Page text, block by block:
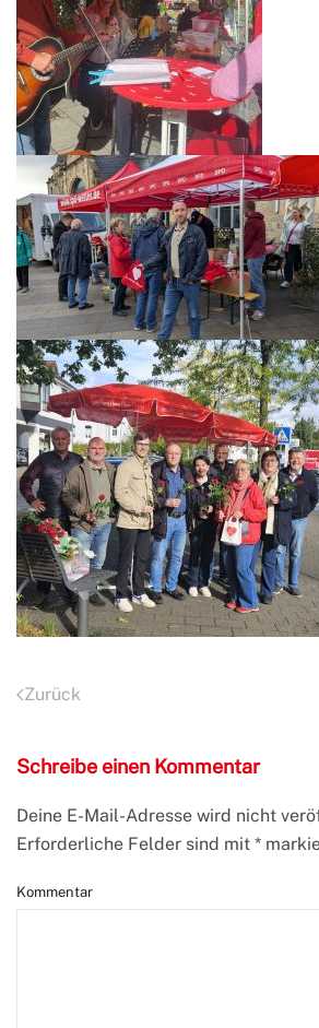
Zurück
Schreibe einen Kommentar
Deine E-Mail-Adresse wird nicht
Erforderliche Felder sind mit *
Kommentar